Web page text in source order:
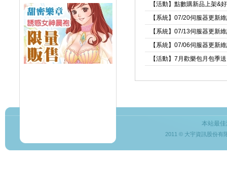
【活動】點數購新品上架&
【系統】07/20伺服器更新
【系統】07/13伺服器更新
【系統】07/06伺服器更新
【活動】7月歡樂包月包季送
本站最
2011 © 大宇資訊股份有